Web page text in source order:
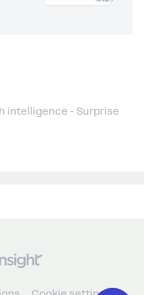
intelligence - Surprise